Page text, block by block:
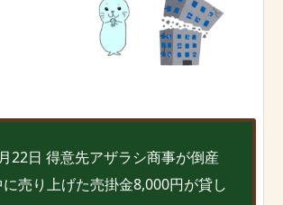
22日 得意先アザラシ商事が倒産
に売り上げた売掛金8,000円が貸し